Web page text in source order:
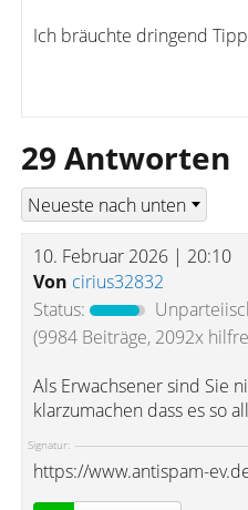
Ich bräuchte dringend
29 Antworten
10. Februar 2026 | 20:10
Von cirius32832
Status:
(9984 Beiträge, 2092x
Als Erwachsener sind Sie
klarzumachen dass es so
Signatur:
https://www.antispam-